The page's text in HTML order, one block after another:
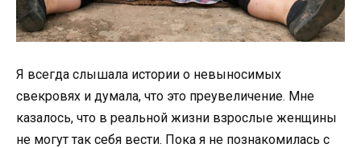
Я всегда слышала истории о невыносимых
свекровях и думала, что это преувеличение. Мне
казалось, что в реальной жизни взрослые женщины
не могут так себя вести. Пока я не познакомилась с